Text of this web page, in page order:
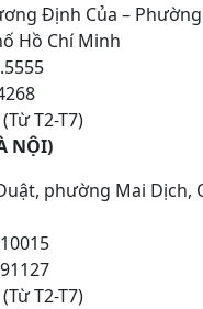
Định Của –
Hồ Chí Minh
T2-T7)
NỘI)
phường Mai Dịch,
T2-T7)